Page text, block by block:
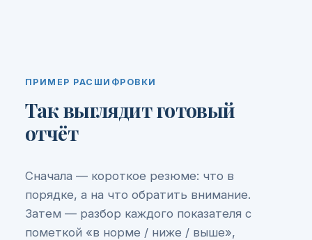
ПРИМЕР РАСШИФРОВКИ
Так выглядит готовый
отчёт
Сначала — короткое резюме: что в
порядке, а на что обратить внимание.
Затем — разбор каждого показателя с
пометкой «в норме / ниже / выше»,